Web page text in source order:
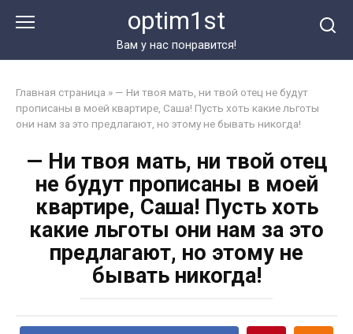
optim1st
Вам у нас понравится!
Главная страница » — Ни твоя мать, ни твой отец не будут
прописаны в моей квартире, Саша! Пусть хоть какие льготы
они нам за это предлагают, но этому не бывать никогда!
— Ни твоя мать, ни твой отец
не будут прописаны в моей
квартире, Саша! Пусть хоть
какие льготы они нам за это
предлагают, но этому не
бывать никогда!